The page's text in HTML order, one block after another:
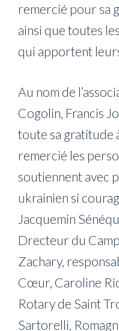
remercié pour sa
ainsi que toutes
qui apportent
Au nom de
Cogolin, Francis
toute sa gratitude
remercié les
soutiennent avec
ukrainien si
Jacquemin
Drecteur du
Zachary,
Cœur, Caroline
Rotary de Saint
Sartorelli,